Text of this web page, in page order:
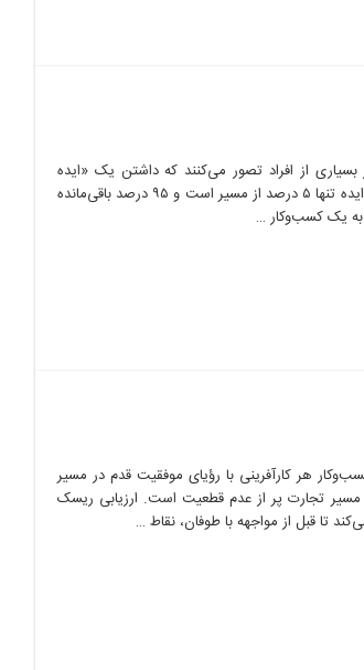
بسیاری از افراد تصور می‌کنند که داشتن یک «ایده
عالی» تنها پیش‌نیاز موفقیت است. اما در دنیای واقعی، ایده تنها ۵ درصد از مسیر است و ۹۵ درصد باقی‌مانده
هر کارآفرینی با رؤیای موفقیت قدم در مسیر
مسیر تجارت پر از عدم قطعیت است. ارزیابی ریسک